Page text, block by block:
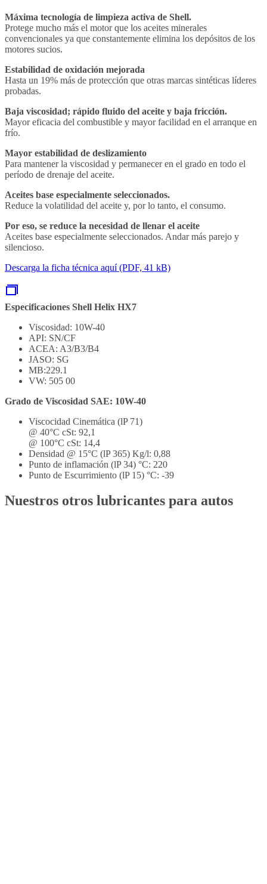
Máxima tecnología de limpieza activa de Shell.
Protege mucho más el motor que los aceites minerales
convencionales ya que constantemente elimina los depósitos de los
motores sucios.
Estabilidad de oxidación mejorada
Hasta un 19% más de protección que otras marcas sintéticas líderes
probadas.
Baja viscosidad; rápido fluido del aceite y baja fricción.
Mayor eficacia del combustible y mayor facilidad en el arranque en
frío.
Mayor estabilidad de deslizamiento
Para mantener la viscosidad y permanecer en el grado en todo el
período de drenaje del aceite.
Aceites base especialmente seleccionados.
Reduce la volatilidad del aceite y, por lo tanto, el consumo.
Por eso, se reduce la necesidad de llenar el aceite
Aceites base especialmente seleccionados. Andar más parejo y
silencioso.
Descarga la ficha técnica aquí (PDF, 41 kB)
Especificaciones Shell Helix HX7
Viscosidad: 10W-40
API: SN/CF
ACEA: A3/B3/B4
JASO: SG
MB:229.1
VW: 505 00
Grado de Viscosidad SAE: 10W-40
Viscocidad Cinemática (lP 71)
@ 40°C cSt: 92,1
@ 100°C cSt: 14,4
Densidad @ 15°C (lP 365) Kg/l: 0,88
Punto de inflamación (lP 34) °C: 220
Punto de Escurrimiento (lP 15) °C: -39
Nuestros otros lubricantes para autos